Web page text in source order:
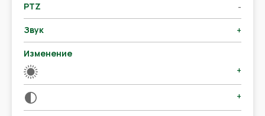
PTZ -
Звук +
Изменение
+
+